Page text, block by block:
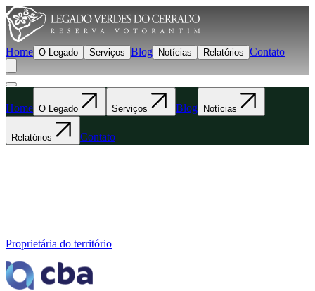
Home O Legado Serviços Blog Notícias Relatórios Contato
Home O Legado Serviços Blog Notícias
Relatórios Contato
Proprietária do território